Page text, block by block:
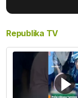
Republika TV